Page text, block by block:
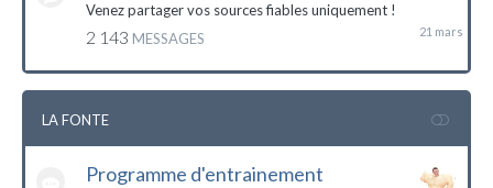
Venez partager vos sources fiables uniquement !
2 143 MESSAGES
LA FONTE
Programme d'entrainement